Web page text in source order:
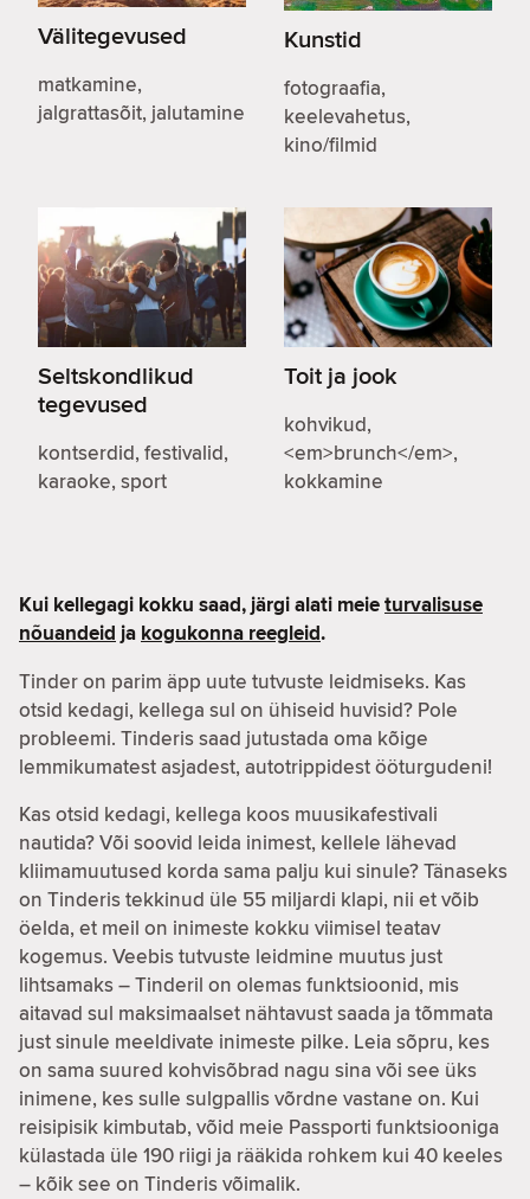
Välitegevused
matkamine,
jalgrattasõit, jalutamine
Kunstid
fotograafia,
keelevahetus,
kino/filmid
Seltskondlikud
tegevused
kontserdid, festivalid,
karaoke, sport
Toit ja jook
kohvikud,
<em>brunch</em>,
kokkamine
Kui kellegagi kokku saad, järgi alati meieturvalisuse
nõuandeid ja kogukonna reegleid.
Tinder on parim äpp uute tutvuste leidmiseks. Kas
otsid kedagi, kellega sul on ühiseid huvisid? Pole
probleemi. Tinderis saad jutustada oma kõige
lemmikumatest asjadest, autotrippidest ööturgudeni!
Kas otsid kedagi, kellega koos muusikafestivali
nautida? Või soovid leida inimest, kellele lähevad
kliimamuutused korda sama palju kui sinule? Tänaseks
on Tinderis tekkinud üle 55 miljardi klapi, nii et võib
öelda, et meil on inimeste kokku viimisel teatav
kogemus. Veebis tutvuste leidmine muutus just
lihtsamaks – Tinderil on olemas funktsioonid, mis
aitavad sul maksimaalset nähtavust saada ja tõmmata
just sinule meeldivate inimeste pilke. Leia sõpru, kes
on sama suured kohvisõbrad nagu sina või see üks
inimene, kes sulle sulgpallis võrdne vastane on. Kui
reisipisik kimbutab, võid meie Passporti funktsiooniga
külastada üle 190 riigi ja rääkida rohkem kui 40 keeles
– kõik see on Tinderis võimalik.